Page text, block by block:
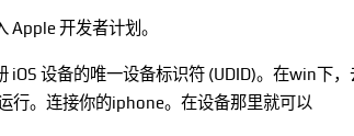
Apple 开发者计划。
iOS 设备的唯一设备标识符 (UDID)。在win下，
行。连接你的iphone。在设备那里就可以